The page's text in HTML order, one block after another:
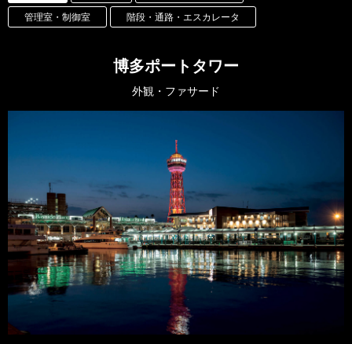
管理室・制御室
階段・通路・エスカレータ
博多ポートタワー
外観・ファサード